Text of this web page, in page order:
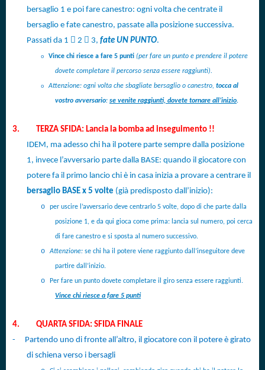
bersaglio 1 e poi fare canestro: ogni volta che centrate il
bersaglio e fate canestro, passate alla posizione successiva.
Passati da 1  2  3, fate UN PUNTO.
o Vince chi riesce a fare 5 punti (per fare un punto e prendere il potere
dovete completare il percorso senza essere raggiunti).
o Attenzione: ogni volta che sbagliate bersaglio o canestro, tocca al
vostro avversario: se venite raggiunti, dovete tornare all’inizio.
3.
TERZA SFIDA: Lancia la bomba ad inseguimento !!
IDEM, ma adesso chi ha il potere parte sempre dalla posizione
1, invece l’avversario parte dalla BASE: quando il giocatore con
potere fa il primo lancio chi è in casa inizia a provare a centrare il
bersaglio BASE x 5 volte (già predisposto dall’inizio):
o per uscire l’avversario deve centrarlo 5 volte, dopo di che parte dalla
posizione 1, e da qui gioca come prima: lancia sul numero, poi cerca
di fare canestro e si sposta al numero successivo.
o Attenzione: se chi ha il potere viene raggiunto dall’inseguitore deve
partire dall’inizio.
o Per fare un punto dovete completare il giro senza essere raggiunti.
Vince chi riesce a fare 5 punti
4.
QUARTA SFIDA: SFIDA FINALE
-
Partendo uno di fronte all’altro, il giocatore con il potere è girato
di schiena verso i bersagli